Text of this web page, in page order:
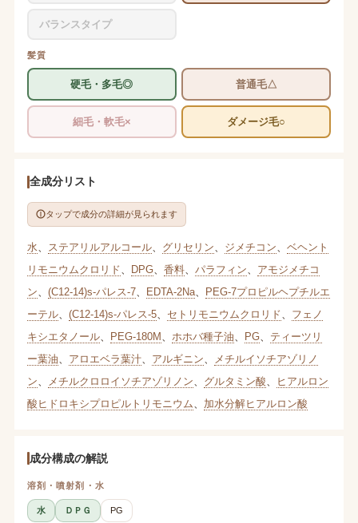
バランスタイプ
髪質
硬毛・多毛◎ 普通毛△
細毛・軟毛× ダメージ毛○
全成分リスト
タップで成分の詳細が見られます
水 ステアリルアルコール、 グリセリン ジメチコン
ベヘント
リモニウムクロリド
DPG、 香料、 パラフィン
アモジメチコ
ン
(C12-14)s-パレス-7、 EDTA-2Na、 PEG-7プロピルヘプチルエ
ーテル、 (C12-14)s-パレス-5、 セトリモニウムクロリド
フェノ
キシエタノール、 PEG-180M ホホバ種子油 PG、 ティーツリ
ー葉油
アロエベラ葉汁、 アルギニン
メチルイソチアゾリノ
ン
メチルクロロイソチアゾリノン グルタミン酸
ヒアルロン
酸ヒドロキシプロピルトリモニウム
加水分解ヒアルロン酸
成分構成の解説
溶剤・噴射剤・水
水 ＤＰＧ
PG